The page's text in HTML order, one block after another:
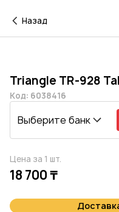
Назад
Triangle TR-928
Код: 6038416
Выберите банк
Цена за 1 шт.
18 700 ₸